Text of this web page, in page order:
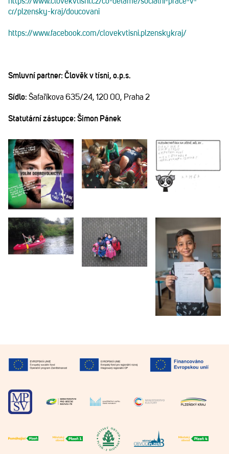
cr/plzensky-kraj/doucovani
https://www.facebook.com/clovekvtisni.plzenskykraj/
Smluvní partner: Člověk v tísni, o.p.s.
Sídlo: Šafaříkova 635/24, 120 00, Praha 2
Statutární zástupce: Šimon Pánek